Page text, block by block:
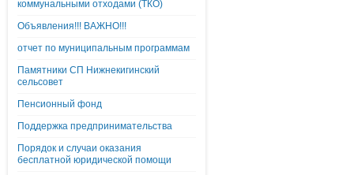
коммунальными отходами (ТКО)
Объявления!!! ВАЖНО!!!
отчет по муниципальным программам
Памятники СП Нижнекигинский
сельсовет
Пенсионный фонд
Поддержка предпринимательства
Порядок и случаи оказания
бесплатной юридической помощи